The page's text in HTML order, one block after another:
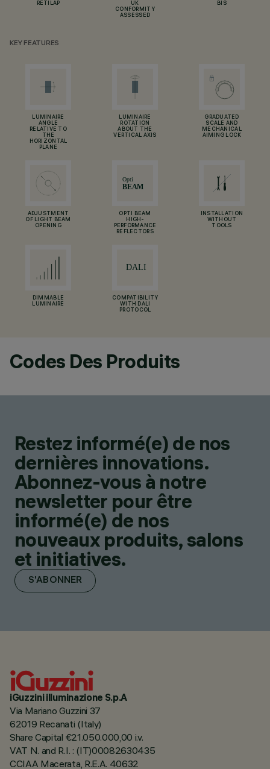
RETILAP
UK
CONFORMITY
ASSESSED
BIS
KEY FEATURES
LUMINAIRE
ANGLE
RELATIVE TO
THE
HORIZONTAL
PLANE
LUMINAIRE
ROTATION
ABOUT THE
VERTICAL AXIS
GRADUATED
SCALE AND
MECHANICAL
AIMING LOCK
ADJUSTMENT
OF LIGHT BEAM
OPENING
OPTI BEAM
HIGH-
PERFORMANCE
REFLECTORS
INSTALLATION
WITHOUT
TOOLS
DIMMABLE
LUMINAIRE
COMPATIBILITY
WITH DALI
PROTOCOL
Codes Des Produits
Restez informé(e) de nos
dernières innovations.
Abonnez-vous à notre
newsletter pour être
informé(e) de nos
nouveaux produits, salons
et initiatives.
S'ABONNER
iGuzzini illuminazione S.p.A
Via Mariano Guzzini 37
62019 Recanati (Italy)
Share Capital €21.050.000,00 i.v.
VAT N. and R.I. : (IT)00082630435
CCIAA Macerata, R.E.A. 40632